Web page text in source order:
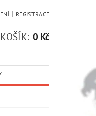
| REGISTRACE
KOŠÍK: 0 Kč